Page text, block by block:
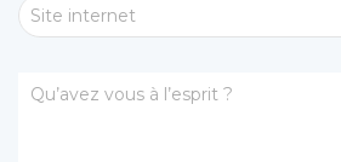
Site internet
Qu’avez vous à l’esprit ?